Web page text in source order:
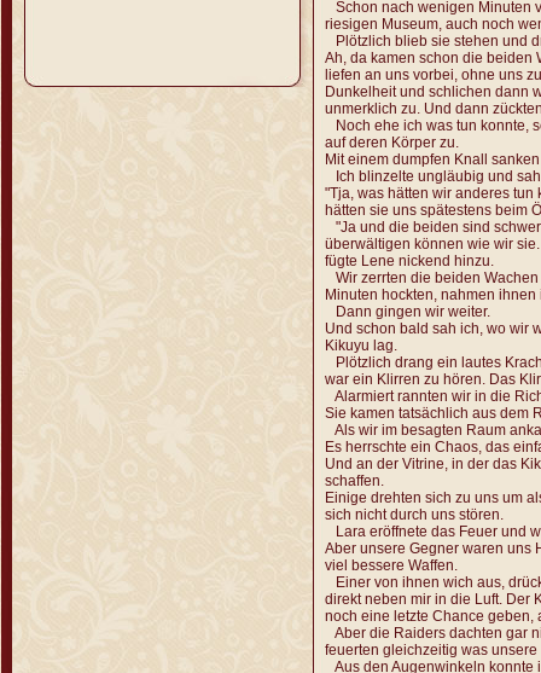
Schon nach wenigen Minuten
riesigen Museum, auch noch
Plötzlich blieb sie stehen und
Ah, da kamen schon die beiden
liefen an uns vorbei, ohne uns
Dunkelheit und schlichen dann
unmerklich zu. Und dann
Noch ehe ich was tun konnte,
auf deren Körper zu.
Mit einem dumpfen Knall
Ich blinzelte ungläubig und
"Tja, was hätten wir anderes
hätten sie uns spätestens beim
"Ja und die beiden sind
überwältigen können wie wir
fügte Lene nickend hinzu.
Wir zerrten die beiden
Minuten hockten, nahmen
Dann gingen wir weiter.
Und schon bald sah ich, wo wir
Kikuyu lag.
Plötzlich drang ein lautes
war ein Klirren zu hören. Das
Alarmiert rannten wir in die
Sie kamen tatsächlich aus dem
Als wir im besagten Raum
Es herrschte ein Chaos, das
Und an der Vitrine, in der das
schaffen.
Einige drehten sich zu uns um
sich nicht durch uns stören.
Lara eröffnete das Feuer und
Aber unsere Gegner waren uns
viel bessere Waffen.
Einer von ihnen wich aus,
direkt neben mir in die Luft. Der
noch eine letzte Chance geben,
Aber die Raiders dachten gar
feuerten gleichzeitig was
Aus den Augenwinkeln konnte